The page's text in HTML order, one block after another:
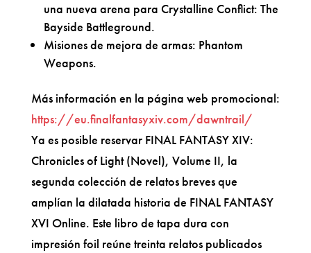
una nueva arena para Crystalline Conflict: The
Bayside Battleground.
Misiones de mejora de armas: Phantom
Weapons.
Más información en la página web promocional:
https://eu.finalfantasyxiv.com/dawntrail/
Ya es posible reservar FINAL FANTASY XIV:
Chronicles of Light (Novel), Volume II, la
segunda colección de relatos breves que
amplían la dilatada historia de FINAL FANTASY
XVI Online. Este libro de tapa dura con
impresión foil reúne treinta relatos publicados